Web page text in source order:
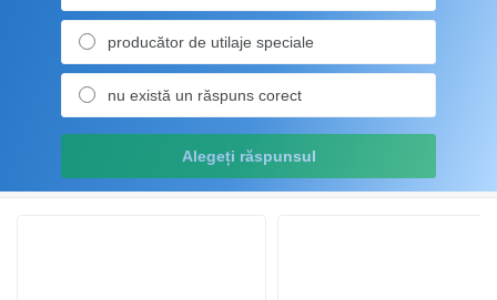
producător de utilaje speciale
nu există un răspuns corect
Alegeți răspunsul